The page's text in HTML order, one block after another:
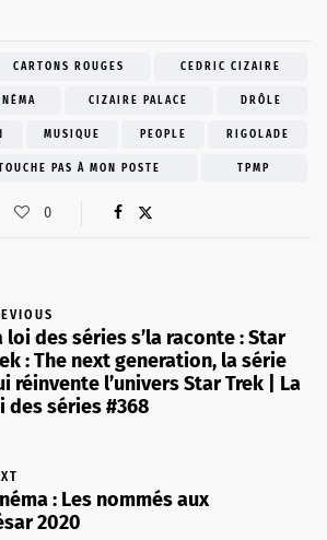
CARTONS ROUGES CEDRIC CIZAIRE
CIZAIRE PALACE DRÔLE
MUSIQUE PEOPLE RIGOLADE
PAS À MON POSTE TPMP
0
loi des séries s’la raconte : Star
: The next generation, la série
réinvente l’univers Star Trek | La
des séries #368
: Les nommés aux
2020